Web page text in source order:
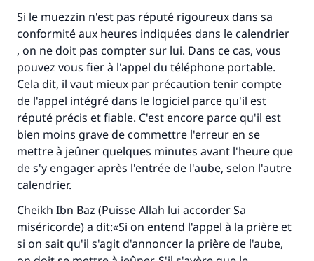
Si le muezzin n'est pas réputé rigoureux dans sa
conformité aux heures indiquées dans le calendrier
, on ne doit pas compter sur lui. Dans ce cas, vous
pouvez vous fier à l'appel du téléphone portable.
Cela dit, il vaut mieux par précaution tenir compte
de l'appel intégré dans le logiciel parce qu'il est
réputé précis et fiable. C'est encore parce qu'il est
bien moins grave de commettre l'erreur en se
mettre à jeûner quelques minutes avant l'heure que
de s'y engager après l'entrée de l'aube, selon l'autre
calendrier.
Cheikh Ibn Baz (Puisse Allah lui accorder Sa
miséricorde) a dit:«Si on entend l'appel à la prière et
si on sait qu'il s'agit d'annoncer la prière de l'aube,
Faites une différence dans la vie de
millions de personnes grâce à votre